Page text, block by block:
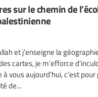
sur le chemin de
et j’enseigne la
cartes, je m’efforce
vous aujourd’hui, c’est
de...